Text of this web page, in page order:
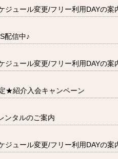
ジュール変更/フリー利用DAYの案
配信中♪
ジュール変更/フリー利用DAYの案
★紹介入会キャンペーン
ンタルのご案内
ジュール変更/フリー利用DAYの案